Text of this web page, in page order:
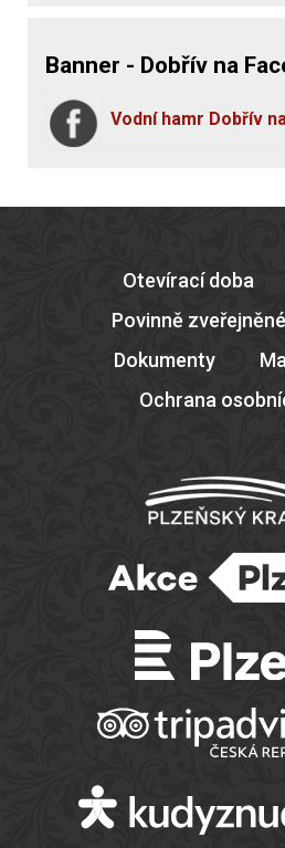
Banner - Dobřív na
Vodní hamr Dobřív
Otevírací doba
Povinně
Dokumenty
Ochrana